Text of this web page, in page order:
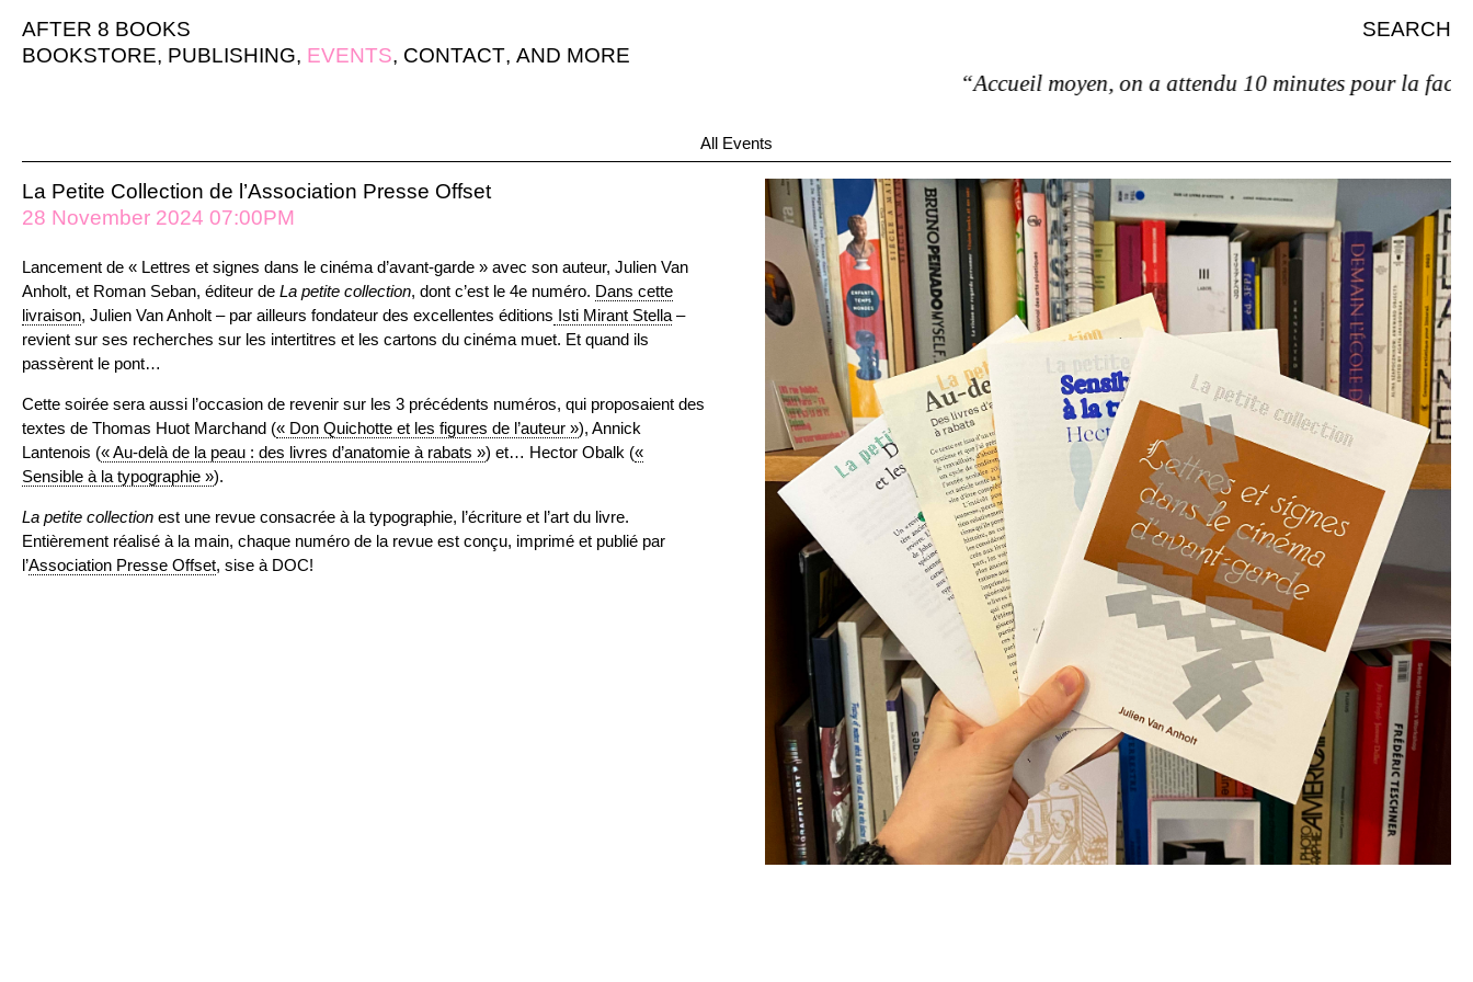
AFTER 8 BOOKS
SEARCH
BOOKSTORE, PUBLISHING, EVENTS, CONTACT, AND MORE
“Accueil moyen, on a attendu 10 minutes pour la facture
All Events
La Petite Collection de l’Association Presse Offset
28 November 2024 07:00PM
Lancement de « Lettres et signes dans le cinéma d’avant-garde » avec son auteur, Julien Van
Anholt, et Roman Seban, éditeur de La petite collection, dont c’est le 4e numéro. Dans cette
livraison, Julien Van Anholt – par ailleurs fondateur des excellentes éditions Isti Mirant Stella –
revient sur ses recherches sur les intertitres et les cartons du cinéma muet. Et quand ils
passèrent le pont…
Cette soirée sera aussi l’occasion de revenir sur les 3 précédents numéros, qui proposaient des
textes de Thomas Huot Marchand (« Don Quichotte et les figures de l’auteur »), Annick
Lantenois (« Au-delà de la peau : des livres d’anatomie à rabats ») et… Hector Obalk («
Sensible à la typographie »).
La petite collection est une revue consacrée à la typographie, l’écriture et l’art du livre.
Entièrement réalisé à la main, chaque numéro de la revue est conçu, imprimé et publié par
l’Association Presse Offset, sise à DOC!